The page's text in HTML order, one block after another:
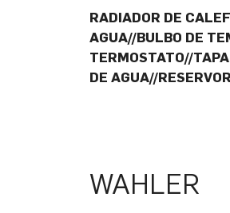
RADIADOR DE
AGUA//BULBO DE
TERMOSTATO//
DE AGUA//
WAHLER